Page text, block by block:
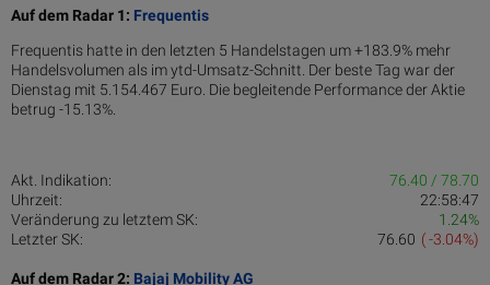
Auf dem Radar 1: Frequentis
Frequentis hatte in den letzten 5 Handelstagen um +183.9% mehr
Handelsvolumen als im ytd-Umsatz-Schnitt. Der beste Tag war der
Dienstag mit 5.154.467 Euro. Die begleitende Performance der Aktie
betrug -15.13%.
Akt. Indikation:
76.40 / 78.70
Uhrzeit:
22:58:47
Veränderung zu letztem SK:
1.24%
Letzter SK:
( -3.04%)
76.60
Auf dem Radar 2: Bajaj Mobility AG